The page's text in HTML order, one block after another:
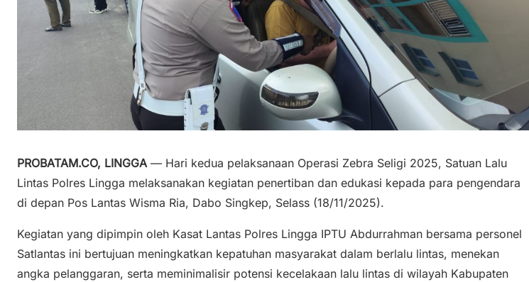
PROBATAM.CO, LINGGA — Hari kedua pelaksanaan Operasi Zebra Seligi 2025, Satuan Lalu
Lintas Polres Lingga melaksanakan kegiatan penertiban dan edukasi kepada para pengendara
di depan Pos Lantas Wisma Ria, Dabo Singkep, Selass (18/11/2025).
Kegiatan yang dipimpin oleh Kasat Lantas Polres Lingga IPTU Abdurrahman bersama personel
Satlantas ini bertujuan meningkatkan kepatuhan masyarakat dalam berlalu lintas, menekan
angka pelanggaran, serta meminimalisir potensi kecelakaan lalu lintas di wilayah Kabupaten